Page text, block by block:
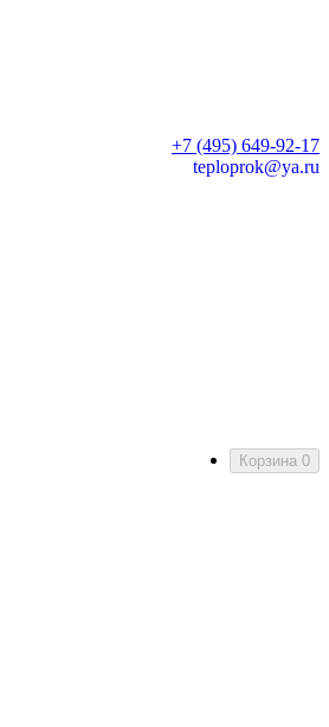
+7 (495) 649-92-17
teploprok@ya.ru
Корзина 0